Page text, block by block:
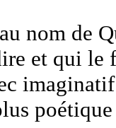
nom de
et qui